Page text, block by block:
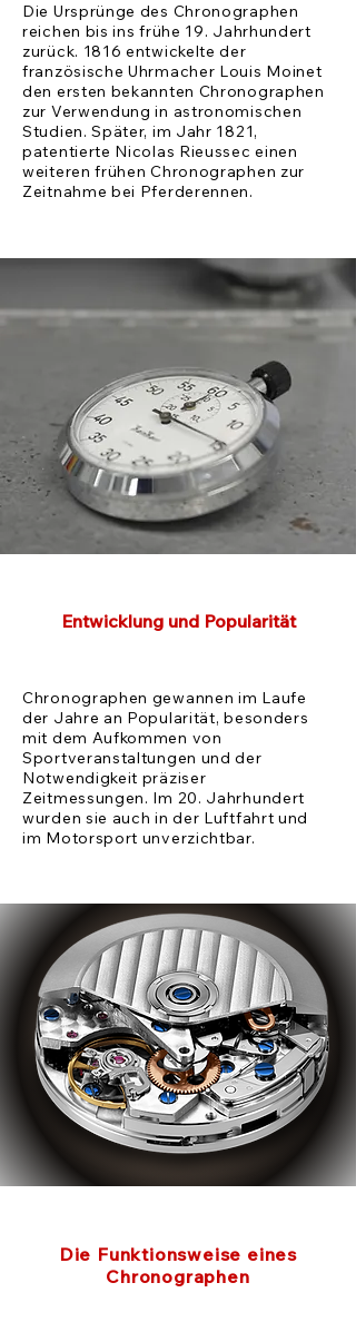
Die Ursprünge des Chronographen
reichen bis ins frühe 19. Jahrhundert
zurück. 1816 entwickelte der
französische Uhrmacher Louis Moinet
den ersten bekannten Chronographen
zur Verwendung in astronomischen
Studien. Später, im Jahr 1821,
patentierte Nicolas Rieussec einen
weiteren frühen Chronographen zur
Zeitnahme bei Pferderennen.
Entwicklung und Popularität
Chronographen gewannen im Laufe
der Jahre an Popularität, besonders
mit dem Aufkommen von
Sportveranstaltungen und der
Notwendigkeit präziser
Zeitmessungen. Im 20. Jahrhundert
wurden sie auch in der Luftfahrt und
im Motorsport unverzichtbar.
Die Funktionsweise eines
Chronographen